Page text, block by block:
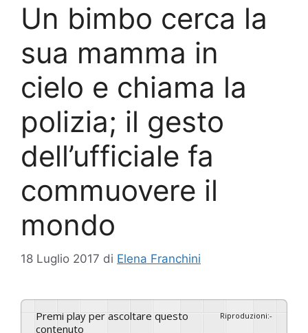
Un bimbo cerca la
sua mamma in
cielo e chiama la
polizia; il gesto
dell’ufficiale fa
commuovere il
mondo
18 Luglio 2017 di Elena Franchini
Premi play per ascoltare questo
contenuto
Riproduzioni:-